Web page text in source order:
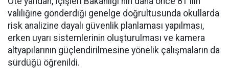
valiliğine gönderdiği genelge doğrultusunda okullarda
risk analizine dayalı güvenlik planlaması yapılması,
erken uyarı sistemlerinin oluşturulması ve kamera
altyapılarının güçlendirilmesine yönelik çalışmaların da
sürdüğü öğrenildi.